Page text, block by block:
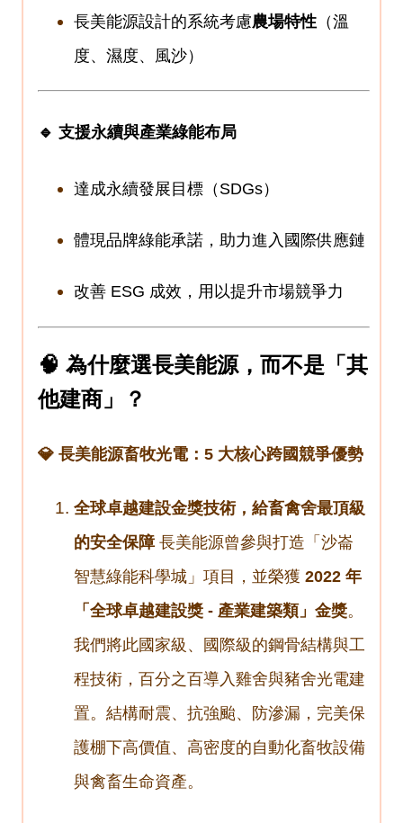
長美能源設計的系統考慮農場特性 （溫
度、濕度、風沙）
🔹 支援永續與產業綠能布局
達成永續發展目標（SDGs）
體現品牌綠能承諾，助力進入國際供應鏈
改善 ESG 成效，用以提升市場競爭力
🧠 為什麼選長美能源，而不是「其
他建商」？
💎 長美能源畜牧光電：5 大核心跨國競爭優勢
全球卓越建設金獎技術，給畜禽舍最頂級
的安全保障長美能源曾參與打造「沙崙
智慧綠能科學城」項目，並榮獲2022 年
「全球卓越建設獎 - 產業建築類」金獎。
我們將此國家級、國際級的鋼骨結構與工
程技術，百分之百導入雞舍與豬舍光電建
置。結構耐震、抗強颱、防滲漏，完美保
護棚下高價值、高密度的自動化畜牧設備
與禽畜生命資產。